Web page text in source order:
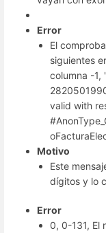
Error
El
siguientes
columna -1,
valid with
Motivo
Este
dígitos y lo
Error
0, 0-131, El